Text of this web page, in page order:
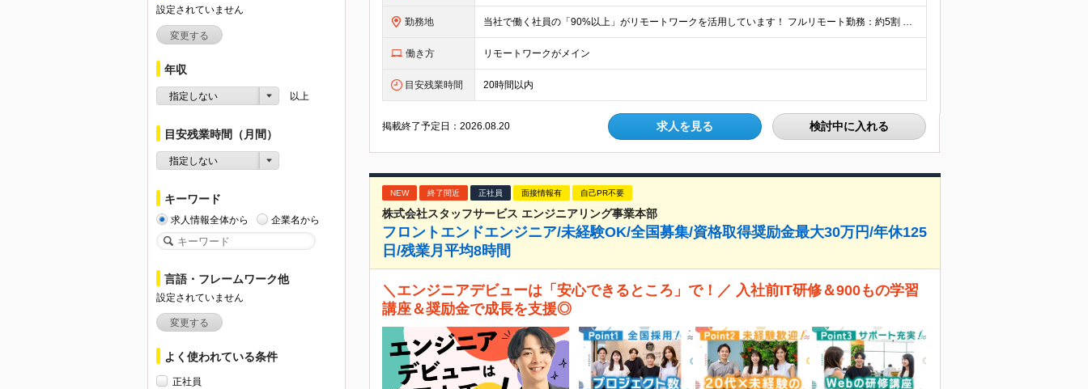
設定されていません
変更する
年収
指定しない 以上
目安残業時間（月間）
指定しない
キーワード
求人情報全体から 企業名から
言語・フレームワーク他
設定されていません
変更する
よく使われている条件
正社員
勤務地 当社で働く社員の「90%以上」がリモートワークを活用しています！ フルリモート勤務：約5割 ハイブリッド勤務（リモート＋出社）：約4割 【本社】東京都千代田区丸の内2-4-1 丸の内ビルディング12
働き方 リモートワークがメイン
目安残業時間 20時間以内
掲載終了予定日：2026.08.20 求人を見る 検討中に入れる
NEW 終了間近 正社員 面接情報有 自己PR不要
株式会社スタッフサービス エンジニアリング事業本部
フロントエンドエンジニア/未経験OK/全国募集/資格取得奨励金最大30万円/年休125
日/残業月平均8時間
＼エンジニアデビューは「安心できるところ」で！／ 入社前IT研修＆900もの学習
講座＆奨励金で成長を支援◎